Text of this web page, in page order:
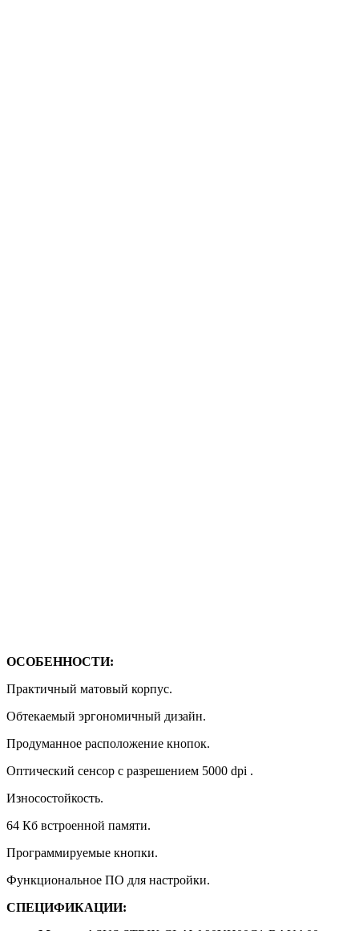
ОСОБЕННОСТИ:
Практичный матовый корпус.
Обтекаемый эргономичный дизайн.
Продуманное расположение кнопок.
Оптический сенсор с разрешением 5000 dpi .
Износостойкость.
64 Кб встроенной памяти.
Программируемые кнопки.
Функциональное ПО для настройки.
СПЕЦИФИКАЦИИ: